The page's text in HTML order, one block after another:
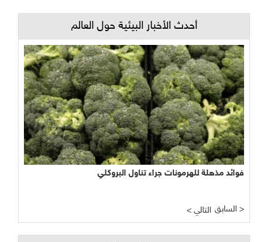
أحدث الأخبار البيئية حول العالم
فوائد مذهلة للهرمونات جراء تناول البروكلي
< التالي السابق >